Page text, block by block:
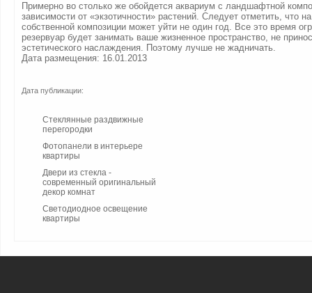
Примерно во столько же обойдется аквариум с ландшафтной
зависимости от «экзотичности» растений. Следует отметить, что
собственной композиции может уйти не один год. Все это время
резервуар будет занимать ваше жизненное пространство, не
эстетического наслаждения. Поэтому лучше не жадничать.
Дата размещения: 16.01.2013
Дата публикации:
Стеклянные раздвижные
перегородки
Фотопанели в интерьере
квартиры
Двери из стекла -
современный оригинальный
декор комнат
Светодиодное освещение
квартиры